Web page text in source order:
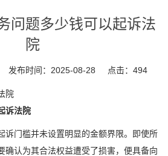
问题多少钱可以起诉法
院
发布时间：2025-08-28 点击：494
院
诉法院
诉门槛并未设置明显的金额界限。即使所
确认为其合法权益遭受了损害，便具备向